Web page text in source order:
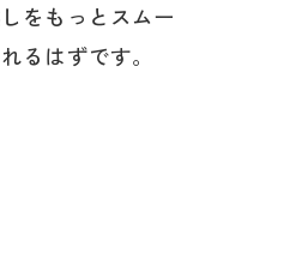
をもっとスムー
るはずです。